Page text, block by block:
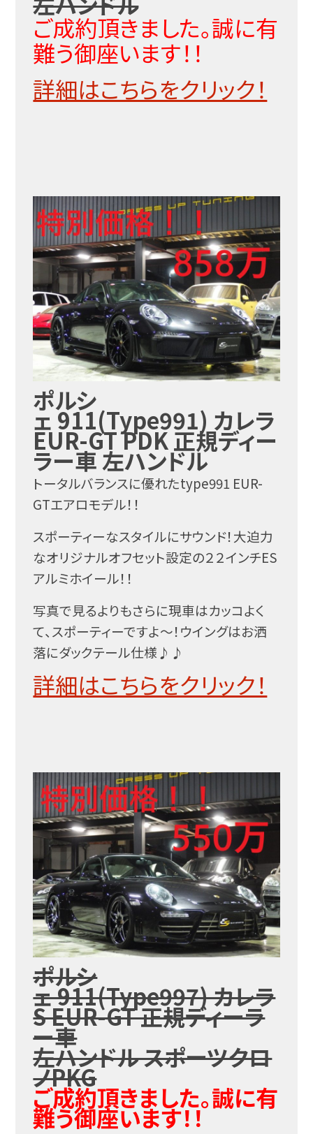
ご成約頂きました。誠に有
難う御座います！！
詳細はこちらをクリック！
ポルシ
ェ 911(Type991) カレラ
EUR-GT PDK 正規ディー
ラー車 左ハンドル
トータルバランスに優れたtype991 EUR-
GTエアロモデル！！
スポーティーなスタイルにサウンド！大迫力
なオリジナルオフセット設定の２２インチES
アルミホイール！！
写真で見るよりもさらに現車はカッコよく
て、スポーティーですよ～！ウイングはお洒
落にダックテール仕様♪♪
詳細はこちらをクリック！
ポルシ
ェ 911(Type997) カレラ
S EUR-GT 正規ディーラ
ー車
左ハンドル スポーツクロ
ノPKG
ご成約頂きました。誠に有
難う御座います！！